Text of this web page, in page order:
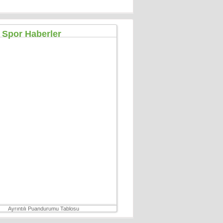
Turan
Görünmeyen Hayır Kapısı
Ayrıntılı Puandurumu Tablosu